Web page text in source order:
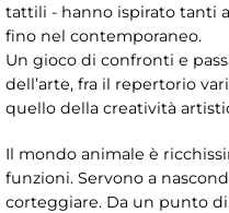
tattili - hanno ispirato tanti
fino nel contemporaneo.
Un gioco di confronti e
dell’arte, fra il repertorio
quello della creatività
Il mondo animale è
funzioni. Servono a
corteggiare. Da un punto